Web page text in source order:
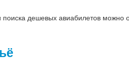
дешевых авиабилетов можно